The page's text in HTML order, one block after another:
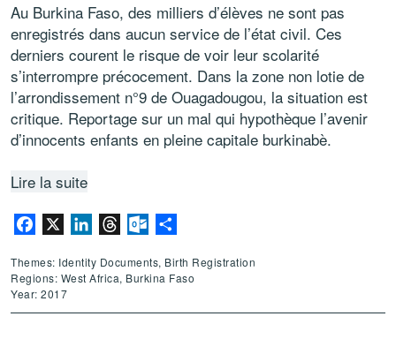
Au Burkina Faso, des milliers d’élèves ne sont pas
enregistrés dans aucun service de l’état civil. Ces
derniers courent le risque de voir leur scolarité
s’interrompre précocement. Dans la zone non lotie de
l’arrondissement n°9 de Ouagadougou, la situation est
critique. Reportage sur un mal qui hypothèque l’avenir
d’innocents enfants en pleine capitale burkinabè.
Lire la suite
Facebook LinkedInThreadsOutlook.com
Themes: Identity Documents, Birth Registration
Regions: West Africa, Burkina Faso
Year: 2017